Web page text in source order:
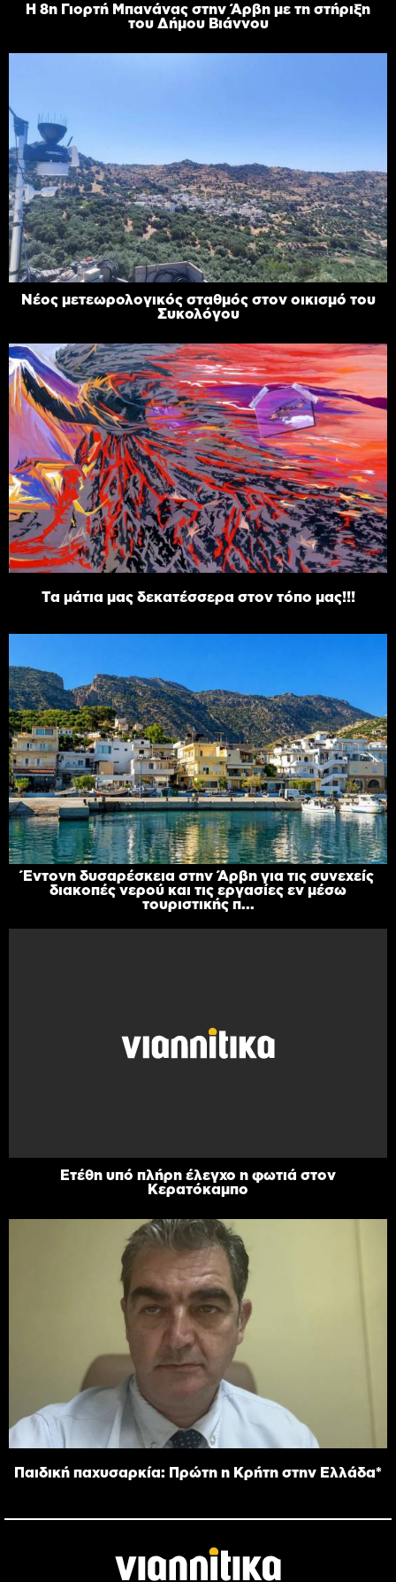
Η 8η Γιορτή Μπανάνας στην Άρβη με τη στήριξη
του Δήμου Βιάννου
Νέος μετεωρολογικός σταθμός στον οικισμό του
Συκολόγου
Τα μάτια μας δεκατέσσερα στον τόπο μας!!!
Έντονη δυσαρέσκεια στην Άρβη για τις συνεχείς
διακοπές νερού και τις εργασίες εν μέσω
τουριστικής π...
Ετέθη υπό πλήρη έλεγχο η φωτιά στον
Κερατόκαμπο
Παιδική παχυσαρκία: Πρώτη η Κρήτη στην Ελλάδα*